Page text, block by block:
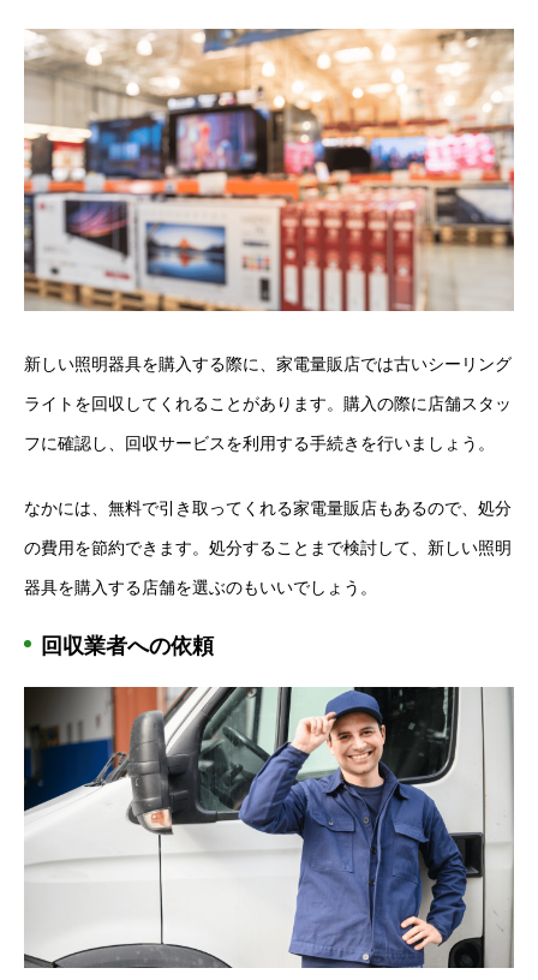
新しい照明器具を購入する際に、家電量販店では古いシーリング
ライトを回収してくれることがあります。購入の際に店舗スタッ
フに確認し、回収サービスを利用する手続きを行いましょう。
なかには、無料で引き取ってくれる家電量販店もあるので、処分
の費用を節約できます。処分することまで検討して、新しい照明
器具を購入する店舗を選ぶのもいいでしょう。
回収業者への依頼